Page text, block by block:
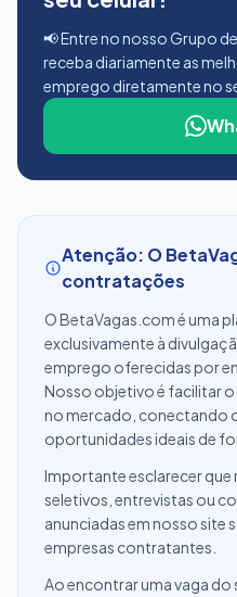
📢 Entre no nosso Grupo
receba diariamente as
emprego diretamente no
Atenção: O
contratações
O BetaVagas.com é uma
exclusivamente à
emprego oferecidas por
Nosso objetivo é facilitar o
no mercado, conectando
oportunidades ideais de
Importante esclarecer
seletivos, entrevistas ou
anunciadas em nosso site
empresas contratantes.
Ao encontrar uma vaga